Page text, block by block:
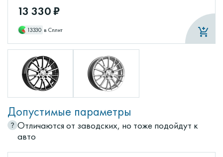
13 330 ₽
13330 в Сплит
Допустимые параметры
Отличаются от заводских, но тоже подойдут к
авто